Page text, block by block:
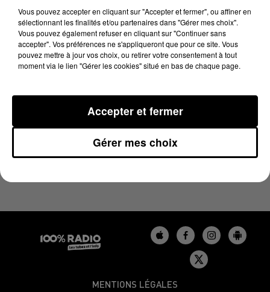
15 novembre 2023 - 6 min 3 sec
LA VOYANCE EN DIRECT SUR 100% DU
15/11/2023
MENTIONS LÉGALES
Vous pouvez accepter en cliquant sur "Accepter et fermer", ou affiner en
sélectionnant les finalités et/ou partenaires dans "Gérer mes choix".
Vous pouvez également refuser en cliquant sur "Continuer sans
accepter". Vos préférences ne s'appliqueront que pour ce site. Vous
pouvez mettre à jour vos choix, ou retirer votre consentement à tout
moment via le lien "Gérer les cookies" situé en bas de chaque page.
Gérer mes choix
Accepter et fermer